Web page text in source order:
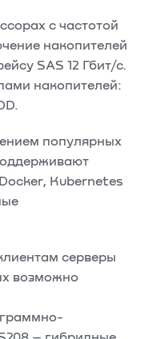
с частотой
накопителей
SAS 12 Гбит/с.
накопителей:
популярных
Kubernetes
серверы
возможно